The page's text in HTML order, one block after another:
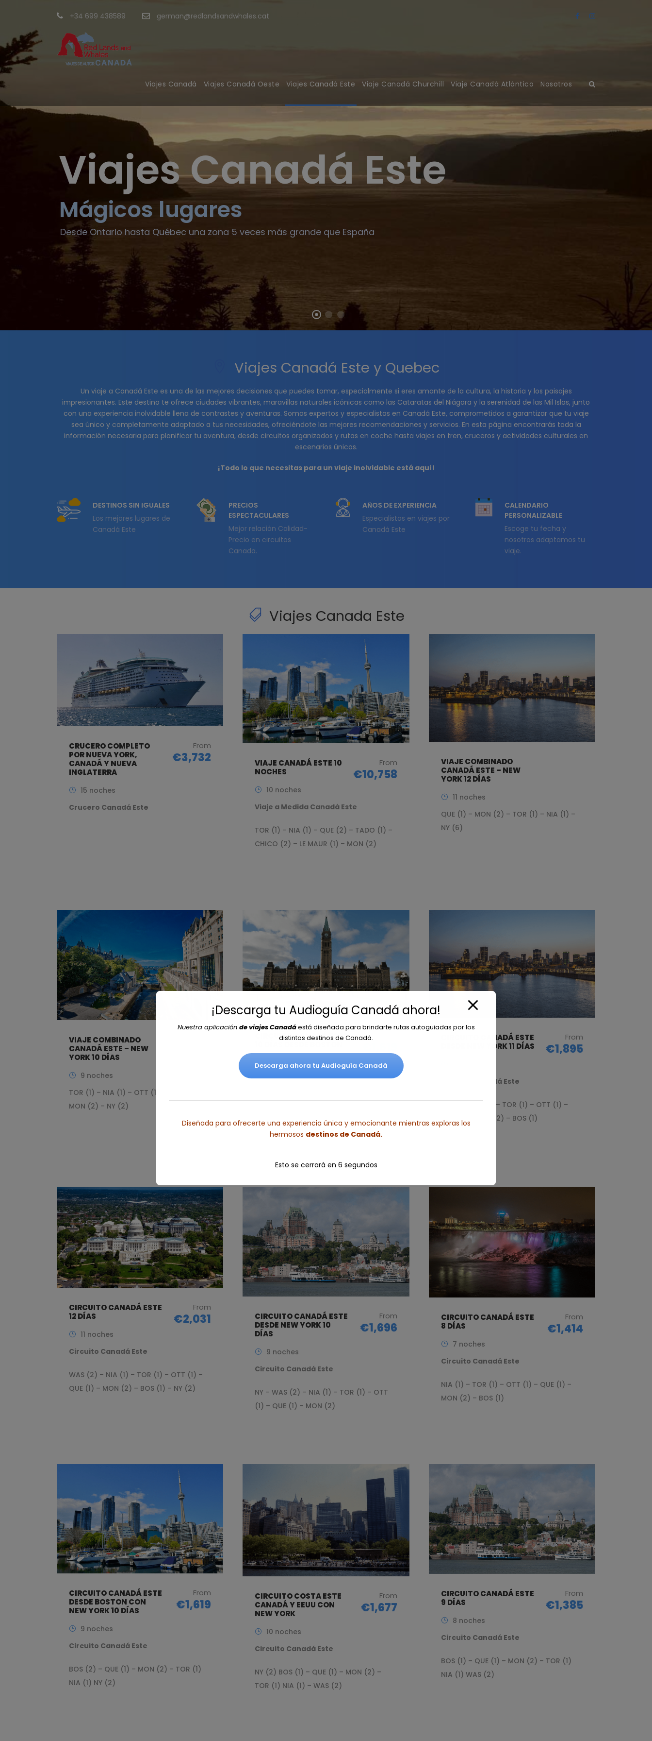
+34 699 438589 german@redlandsandwhales.cat
Viajes Canadá Viajes Canadá Oeste Viajes Canadá Este Viaje Canadá Churchill Viaje Canadá Atlántico Nosotros
Viajes Canadá Este
Mágicos lugares
Desde Ontario hasta Québec una zona 5 veces más grande que España
Viajes Canadá Este y Quebec
Un viaje a Canadá Este es una de las mejores decisiones que puedes tomar, especialmente si eres amante de la cultura, la historia y los paisajes
impresionantes. Este destino te ofrece ciudades vibrantes, maravillas naturales icónicas como las Cataratas del Niágara y la serenidad de las Mil Islas, junto
con una experiencia inolvidable llena de contrastes y aventuras. Somos expertos y especialistas en Canadá Este, comprometidos a garantizar que tu viaje
sea único y completamente adaptado a tus necesidades, ofreciéndote las mejores recomendaciones y servicios. En esta página encontrarás toda la
información necesaria para planificar tu aventura, desde circuitos organizados y rutas en coche hasta viajes en tren, cruceros y actividades culturales en
escenarios únicos.
¡Todo lo que necesitas para un viaje inolvidable está aquí!
DESTINOS SIN IGUALES
Los mejores lugares de
Canadá Este
PRECIOS
ESPECTACULARES
Mejor relación Calidad-
Precio en circuitos
Canada.
AÑOS DE EXPERIENCIA
Especialistas en viajes por
Canadá Este
CALENDARIO
PERSONALIZABLE
Escoge tu fecha y
nosotros adaptamos tu
viaje.
Viajes Canada Este
CRUCERO COMPLETO
POR NUEVA YORK,
CANADÁ Y NUEVA
INGLATERRA
From
€3,732
15 noches
Crucero Canadá Este
VIAJE CANADÁ ESTE 10
NOCHES
From
€10,758
10 noches
Viaje a Medida Canadá Este
TOR (1) – NIA (1) – QUE (2) – TADO (1) –
CHICO (2) – LE MAUR (1) – MON (2)
VIAJE COMBINADO
CANADÁ ESTE – NEW
YORK 12 DÍAS
11 noches
QUE (1) – MON (2) – TOR (1) – NIA (1) –
NY (6)
VIAJE COMBINADO
CANADÁ ESTE – NEW
YORK 10 DÍAS
9 noches
TOR (1) – NIA (1) – OTT (1) – QUE (2) –
MON (2) – NY (2)
CIRCUITO CANADÁ ESTE
9 noches
Circuito Canadá Este
NY (3) – BOS (1) – QUE (1) – MON (2) –
CIRCUITO CANADÁ ESTE
DESDE NEW YORK 11 DÍAS
From
€1,895
Circuito Canadá Este
NY (3) – NIA (1) – TOR (1) – OTT (1) –
QUE (1) – MON (2) – BOS (1)
CIRCUITO CANADÁ ESTE
12 DÍAS
From
€2,031
11 noches
Circuito Canadá Este
WAS (2) – NIA (1) – TOR (1) – OTT (1) –
QUE (1) – MON (2) – BOS (1) – NY (2)
CIRCUITO CANADÁ ESTE
DESDE NEW YORK 10
DÍAS
From
€1,696
9 noches
Circuito Canadá Este
NY – WAS (2) – NIA (1) – TOR (1) – OTT
(1) – QUE (1) – MON (2)
CIRCUITO CANADÁ ESTE
8 DÍAS
From
€1,414
7 noches
Circuito Canadá Este
NIA (1) – TOR (1) – OTT (1) – QUE (1) –
MON (2) – BOS (1)
CIRCUITO CANADÁ ESTE
DESDE BOSTON CON
NEW YORK 10 DÍAS
From
€1,619
9 noches
Circuito Canadá Este
BOS (2) – QUE (1) – MON (2) – TOR (1)
NIA (1) NY (2)
CIRCUITO COSTA ESTE
CANADÁ Y EEUU CON
NEW YORK
From
€1,677
10 noches
Circuito Canadá Este
NY (2) BOS (1) – QUE (1) – MON (2) –
TOR (1) NIA (1) – WAS (2)
CIRCUITO CANADÁ ESTE
9 DÍAS
From
€1,385
8 noches
Circuito Canadá Este
BOS (1) – QUE (1) – MON (2) – TOR (1)
NIA (1) WAS (2)
¡Descarga tu Audioguía Canadá ahora!
Nuestra aplicación de viajes Canadáestá diseñada para brindarte rutas autoguiadas por los
distintos destinos de Canadá.
Descarga ahora tu Audioguía Canadá
Diseñada para ofrecerte una experiencia única y emocionante mientras exploras los
hermosos destinos de Canadá.
Esto se cerrará en 5 segundos